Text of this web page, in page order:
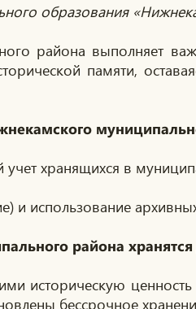
образования
района выполняет
памяти,
учет хранящихся в
и использование
района
историческую
бессрочное